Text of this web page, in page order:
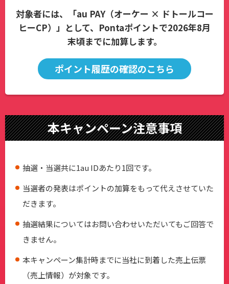
対象者には、「au PAY（オーケー × ドトールコー
ヒーCP）」として、 Pontaポイントで2026年8月
末頃までに加算します。
ポイント履歴の確認のこちら
本キャンペーン注意事項
抽選・当選共に1au IDあたり1回です。
当選者の発表はポイントの加算をもって代えさせていた
だきます。
抽選結果についてはお問い合わせいただいてもご回答で
きません。
本キャンペーン集計時までに当社に到着した売上伝票
（売上情報）が対象です。